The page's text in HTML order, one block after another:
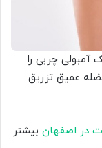
یک آمبولی چربی را
عمیق تزریق
در اصفهان بیشتر